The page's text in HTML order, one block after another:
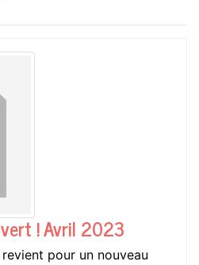
! Avril 2023
pour un nouveau